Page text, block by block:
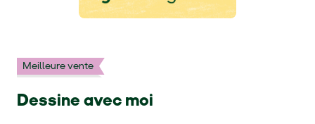
Meilleure vente
Dessine avec moi